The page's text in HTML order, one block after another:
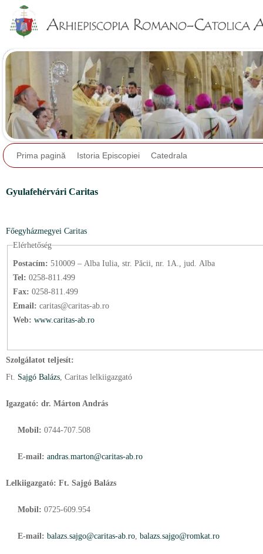
Prima pagină Istoria Episcopiei Catedrala
Gyulafehérvári Caritas
Főegyházmegyei Caritas
Elérhetőség
Postacím: 510009 – Alba Iulia, str. Păcii, nr. 1A., jud. Alba
Tel: 0258-811.499
Fax: 0258-811.499
Email: caritas@caritas-ab.ro
Web: www.caritas-ab.ro
Szolgálatot teljesít:
Ft. Sajgó Balázs , Caritas lelkiigazgató
Igazgató: dr. Márton András
Mobil: 0744-707.508
E-mail: andras.marton@caritas-ab.ro
Lelkiigazgató: Ft. Sajgó Balázs
Mobil: 0725-609.954
E-mail: balazs.sajgo@caritas-ab.ro balazs.sajgo@romkat.ro